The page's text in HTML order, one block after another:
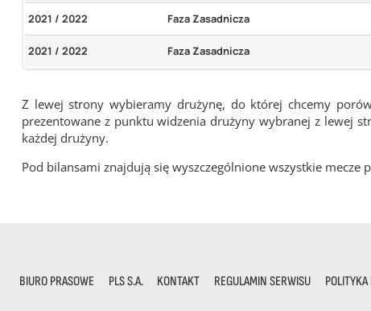
2021 / 2022 Faza Zasadnicza
2021 / 2022 Faza Zasadnicza
Z lewej strony wybieramy drużynę, do której chcemy
prezentowane z punktu widzenia drużyny wybranej z lewej
każdej drużyny.
Pod bilansami znajdują się wyszczególnione wszystkie
BIURO PRASOWE PLS S.A. KONTAKT REGULAMIN SERWISU